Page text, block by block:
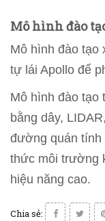
Mô hình đào
Mô hình đào tạo
tự lái Apollo để
Mô hình đào tạo
bằng dây,
đường quán tính
thức môi trường
hiệu năng cao.
Chia sẻ: